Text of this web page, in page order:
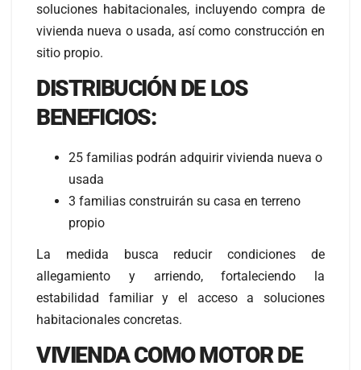
soluciones habitacionales, incluyendo compra de
vivienda nueva o usada, así como construcción en
sitio propio.
DISTRIBUCIÓN DE LOS
BENEFICIOS:
25 familias podrán adquirir vivienda nueva o
usada
3 familias construirán su casa en terreno
propio
La medida busca reducir condiciones de
allegamiento y arriendo, fortaleciendo la
estabilidad familiar y el acceso a soluciones
habitacionales concretas.
VIVIENDA COMO MOTOR DE